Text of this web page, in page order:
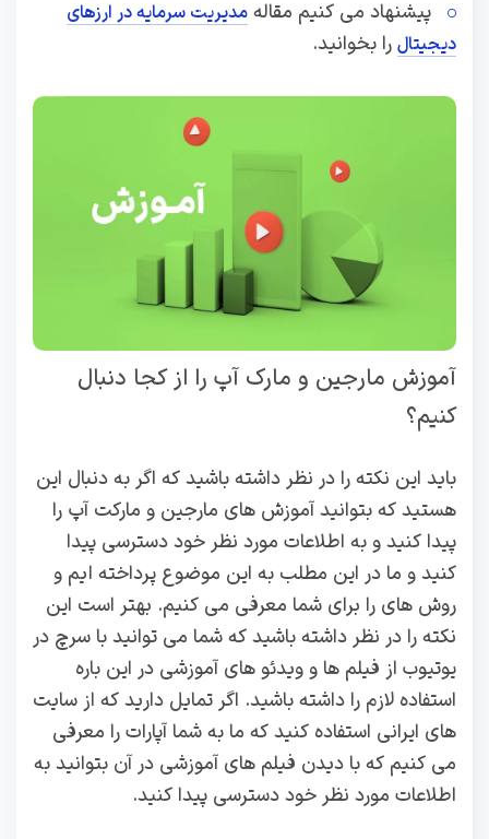
پیشنهاد می کنیم مقاله مدیریت سرمایه در ارزهای
دیجیتال را بخوانید.
آموزش مارجین و مارک آپ را از کجا دنبال
کنیم؟
باید این نکته را در نظر داشته باشید که اگر به دنبال این
هستید که بتوانید آموزش های مارجین و مارکت آپ را
پیدا کنید و به اطلاعات مورد نظر خود دسترسی پیدا
کنید و ما در این مطلب به این موضوع پرداخته ایم و
روش های را برای شما معرفی می کنیم. بهتر است این
نکته را در نظر داشته باشید که شما می توانید با سرچ در
یوتیوب از فیلم ها و ویدئو های آموزشی در این باره
استفاده لازم را داشته باشید. اگر تمایل دارید که از سایت
های ایرانی استفاده کنید که ما به شما آپارات را معرفی
می کنیم که با دیدن فیلم های آموزشی در آن بتوانید به
اطلاعات مورد نظر خود دسترسی پیدا کنید.